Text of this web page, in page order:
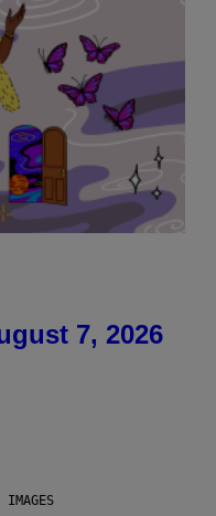
7, 2026
IMAGES